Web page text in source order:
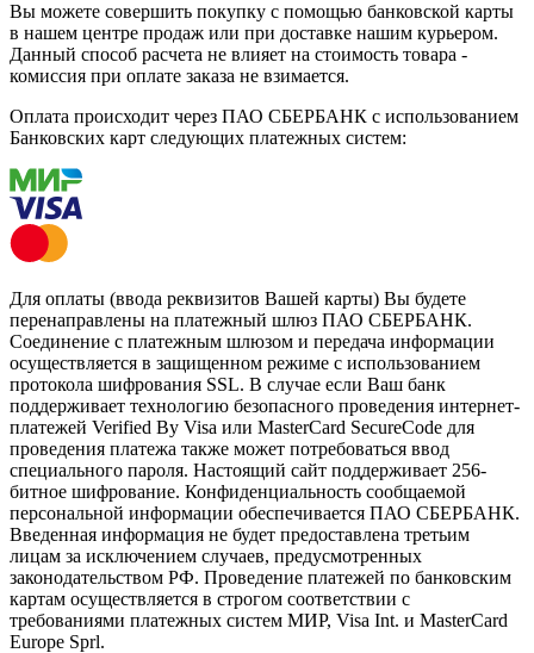
Вы можете совершить покупку с помощью банковской карты
в нашем центре продаж или при доставке нашим курьером.
Данный способ расчета не влияет на стоимость товара -
комиссия при оплате заказа не взимается.
Оплата происходит через ПАО СБЕРБАНК с использованием
Банковских карт следующих платежных систем:
Для оплаты (ввода реквизитов Вашей карты) Вы будете
перенаправлены на платежный шлюз ПАО СБЕРБАНК.
Соединение с платежным шлюзом и передача информации
осуществляется в защищенном режиме с использованием
протокола шифрования SSL. В случае если Ваш банк
поддерживает технологию безопасного проведения интернет-
платежей Verified By Visa или MasterCard SecureCode для
проведения платежа также может потребоваться ввод
специального пароля. Настоящий сайт поддерживает 256-
битное шифрование. Конфиденциальность сообщаемой
персональной информации обеспечивается ПАО СБЕРБАНК.
Введенная информация не будет предоставлена третьим
лицам за исключением случаев, предусмотренных
законодательством РФ. Проведение платежей по банковским
картам осуществляется в строгом соответствии с
требованиями платежных систем МИР, Visa Int. и MasterCard
Europe Sprl.